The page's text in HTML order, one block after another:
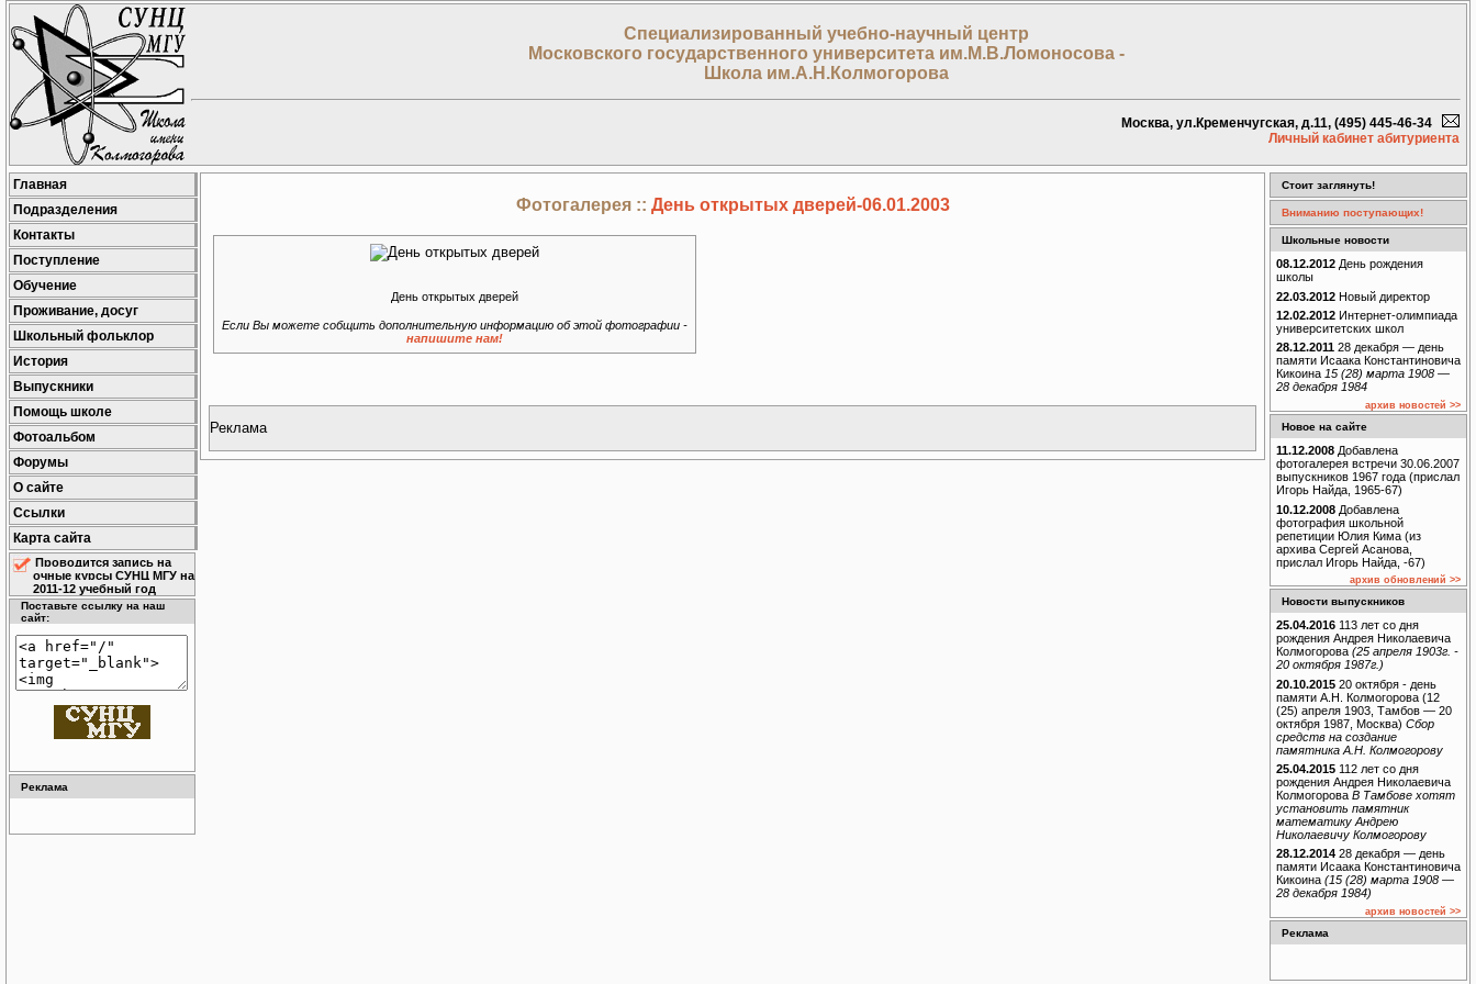
Специализированный учебно-научный центр
Московского государственного университета им.М.В.Ломоносова -
Школа им.А.Н.Колмогорова
Москва, ул.Кременчугская, д.11, (495) 445-46-34
Личный кабинет абитуриента
Главная
Подразделения
Контакты
Поступление
Обучение
Проживание, досуг
Школьный фольклор
История
Выпускники
Помощь школе
Фотоальбом
Форумы
О сайте
Ссылки
Карта сайта
Проводится запись на
очные курсы СУНЦ МГУ на
2011-12 учебный год
Поставьте ссылку на наш
сайт:
Реклама
Фотогалерея :: День открытых дверей-06.01.2003
День открытых дверей
Если Вы можете собщить дополнительную информацию об этой фотографии -
напишите нам!
Реклама
Стоит заглянуть!
Вниманию поступающих!
Школьные новости
08.12.2012 День рождения
школы
22.03.2012 Новый директор
12.02.2012 Интернет-олимпиада
университетских школ
28.12.2011 28 декабря — день
памяти Исаака Константиновича
Кикоина 15 (28) марта 1908 —
28 декабря 1984
архив новостей >>
Новое на сайте
11.12.2008 Добавлена
фотогалерея встречи 30.06.2007
выпускников 1967 года (прислал
Игорь Найда, 1965-67)
10.12.2008 Добавлена
фотография школьной
репетиции Юлия Кима (из
архива Сергей Асанова,
прислал Игорь Найда, -67)
архив обновлений >>
Новости выпускников
25.04.2016 113 лет со дня
рождения Андрея Николаевича
Колмогорова (25 апреля 1903г. -
20 октября 1987г.)
20.10.2015 20 октября - день
памяти А.Н. Колмогорова (12
(25) апреля 1903, Тамбов — 20
октября 1987, Москва) Сбор
средств на создание
памятника А.Н. Колмогорову
25.04.2015 112 лет со дня
рождения Андрея Николаевича
Колмогорова В Тамбове хотят
установить памятник
математику Андрею
Николаевичу Колмогорову
28.12.2014 28 декабря — день
памяти Исаака Константиновича
Кикоина (15 (28) марта 1908 —
28 декабря 1984)
архив новостей >>
Реклама